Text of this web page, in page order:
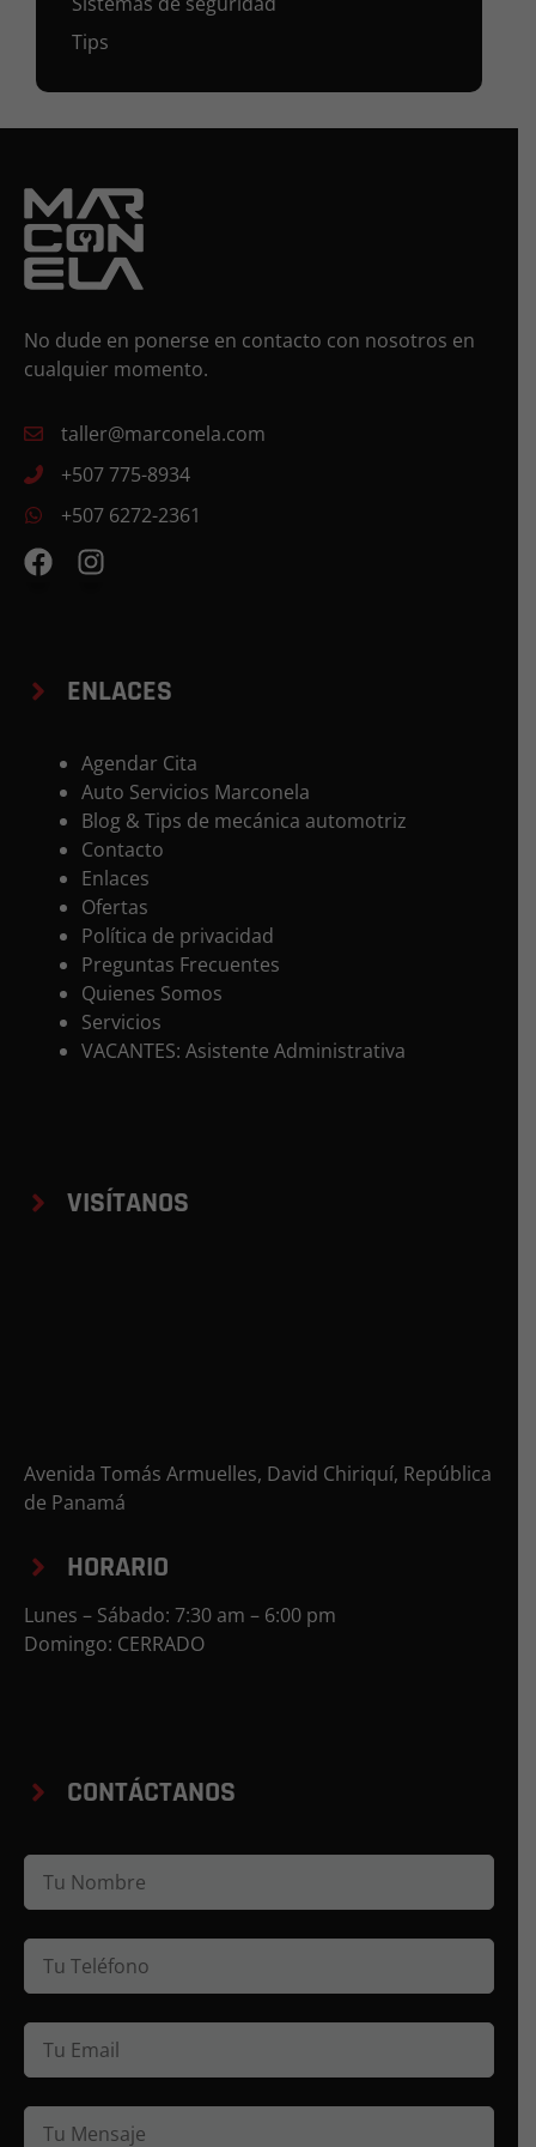
Tips
No dude en ponerse en contacto con nosotros en
cualquier momento.
taller@marconela.com
+507 775-8934
+507 6272-2361
ENLACES
Agendar Cita
Auto Servicios Marconela
Blog & Tips de mecánica automotriz
Contacto
Enlaces
Ofertas
Política de privacidad
Preguntas Frecuentes
Quienes Somos
Servicios
VACANTES: Asistente Administrativa
VISÍTANOS
Avenida Tomás Armuelles, David Chiriquí, República
de Panamá
HORARIO
Lunes – Sábado: 7:30 am – 6:00 pm
Domingo: CERRADO
CONTÁCTANOS